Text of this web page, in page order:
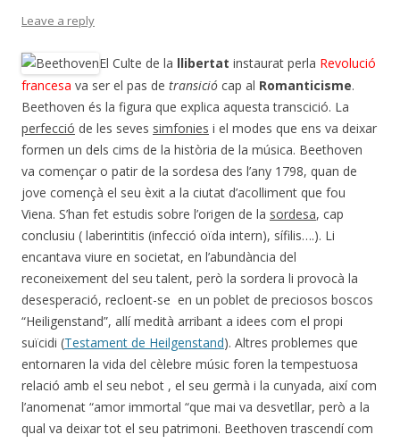
Leave a reply
El Culte de la llibertat instaurat perla Revolució
francesa va ser el pas de transició cap al Romanticisme.
Beethoven és la figura que explica aquesta transcició. La
perfecció de les seves simfonies i el modes que ens va deixar
formen un dels cims de la història de la música. Beethoven
va començar o patir de la sordesa des l’any 1798, quan de
jove començà el seu èxit a la ciutat d’acolliment que fou
Viena. S’han fet estudis sobre l’origen de la sordesa, cap
conclusiu ( laberintitis (infecció oïda intern), sífilis….). Li
encantava viure en societat, en l’abundància del
reconeixement del seu talent, però la sordera li provocà la
desesperació, recloent-se en un poblet de preciosos boscos
“Heiligenstand”, allí medità arribant a idees com el propi
suïcidi (Testament de Heilgenstand). Altres problemes que
entornaren la vida del cèlebre músic foren la tempestuosa
relació amb el seu nebot , el seu germà i la cunyada, així com
l’anomenat “amor immortal “que mai va desvetllar, però a la
qual va deixar tot el seu patrimoni. Beethoven trascendí com